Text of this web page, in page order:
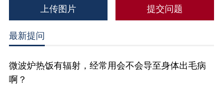
上传图片
最新提问
微波炉热饭有辐射，经常用会不会导至身体出毛病
啊？